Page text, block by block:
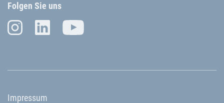
Folgen Sie uns
Impressum